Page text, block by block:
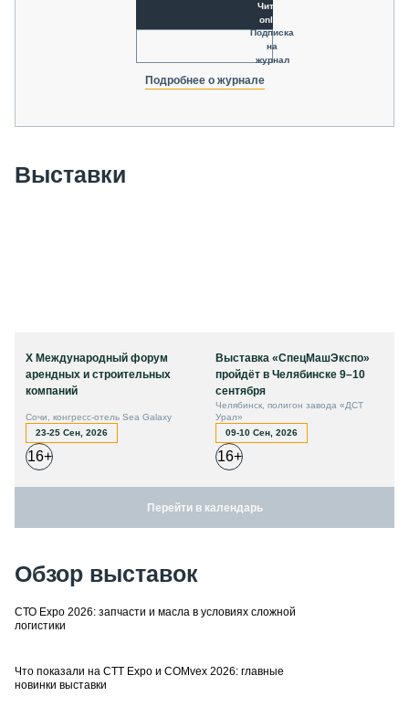
Читать
online
Подписка
на
журнал
Подробнее о журнале
Выставки
X Международный форум
арендных и строительных
компаний
Сочи, конгресс-отель Sea Galaxy
23-25 Сен, 2026
16+
Выставка «СпецМашЭкспо»
пройдёт в Челябинске 9–10
сентября
Челябинск, полигон завода «ДСТ
Урал»
09-10 Сен, 2026
16+
Перейти в календарь
Обзор выставок
СТО Expo 2026: запчасти и масла в условиях сложной
логистики
Что показали на CTT Expo и COMvex 2026: главные
новинки выставки